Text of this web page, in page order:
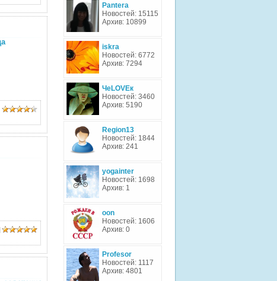
Pantera
Новостей: 15115
Архив: 10899
iskra
Новостей: 6772
Архив: 7294
ЧеLOVEк
Новостей: 3460
Архив: 5190
Region13
Новостей: 1844
Архив: 241
yogainter
Новостей: 1698
Архив: 1
oon
Новостей: 1606
Архив: 0
Profesor
Новостей: 1117
Архив: 4801